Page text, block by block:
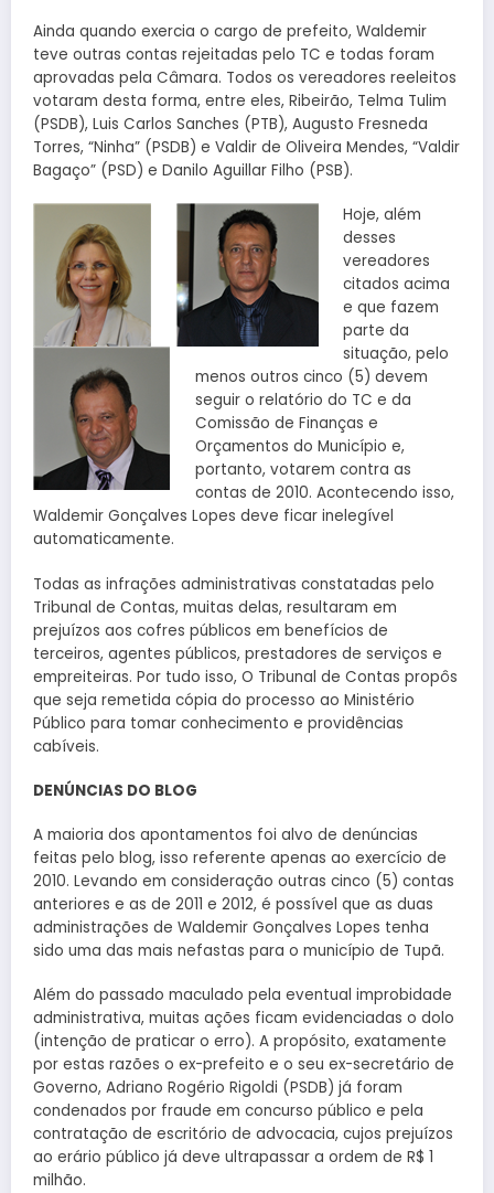
Ainda quando exercia o cargo de prefeito, Waldemir
teve outras contas rejeitadas pelo TC e todas foram
aprovadas pela Câmara. Todos os vereadores reeleitos
votaram desta forma, entre eles, Ribeirão, Telma Tulim
(PSDB), Luis Carlos Sanches (PTB), Augusto Fresneda
Torres, “Ninha” (PSDB) e Valdir de Oliveira Mendes, “Valdir
Bagaço” (PSD) e Danilo Aguillar Filho (PSB).
Hoje, além
desses
vereadores
citados acima
e que fazem
parte da
situação, pelo
menos outros cinco (5) devem
seguir o relatório do TC e da
Comissão de Finanças e
Orçamentos do Município e,
portanto, votarem contra as
contas de 2010. Acontecendo isso,
Waldemir Gonçalves Lopes deve ficar inelegível
automaticamente.
Todas as infrações administrativas constatadas pelo
Tribunal de Contas, muitas delas, resultaram em
prejuízos aos cofres públicos em benefícios de
terceiros, agentes públicos, prestadores de serviços e
empreiteiras. Por tudo isso, O Tribunal de Contas propôs
que seja remetida cópia do processo ao Ministério
Público para tomar conhecimento e providências
cabíveis.
DENÚNCIAS DO BLOG
A maioria dos apontamentos foi alvo de denúncias
feitas pelo blog, isso referente apenas ao exercício de
2010. Levando em consideração outras cinco (5) contas
anteriores e as de 2011 e 2012, é possível que as duas
administrações de Waldemir Gonçalves Lopes tenha
sido uma das mais nefastas para o município de Tupã.
Além do passado maculado pela eventual improbidade
administrativa, muitas ações ficam evidenciadas o dolo
(intenção de praticar o erro). A propósito, exatamente
por estas razões o ex-prefeito e o seu ex-secretário de
Governo, Adriano Rogério Rigoldi (PSDB) já foram
condenados por fraude em concurso público e pela
contratação de escritório de advocacia, cujos prejuízos
ao erário público já deve ultrapassar a ordem de R$ 1
milhão.